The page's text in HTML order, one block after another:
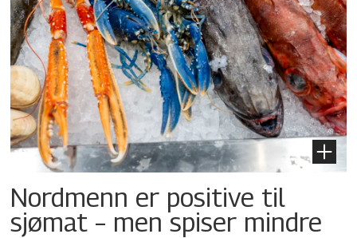
Nordmenn er positive til
sjømat – men spiser mindre